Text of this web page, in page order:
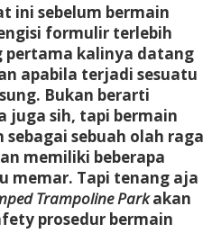
ini sebelum bermain
formulir terlebih
pertama kalinya datang
apabila terjadi sesuatu
Bukan berarti
juga sih, tapi bermain
sebuah olah raga
memiliki beberapa
memar. Tapi tenang aja
Trampoline Parkakan
prosedur bermain